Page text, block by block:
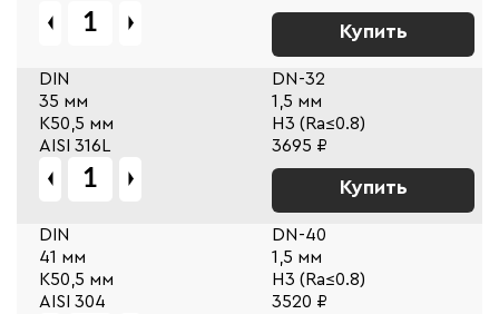
Купить
DIN
DN-32
35 мм
1,5 мм
К50,5 мм
Н3 (Ra≤0.8)
AISI 316L
3695 ₽
Купить
DIN
DN-40
41 мм
1,5 мм
К50,5 мм
Н3 (Ra≤0.8)
AISI 304
3520 ₽